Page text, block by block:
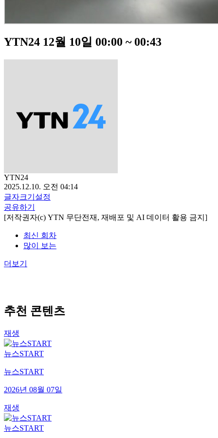
YTN24 12월 10일 00:00 ~ 00:43
YTN24
2025.12.10. 오전 04:14
글자크기설정
공유하기
[저작권자(c) YTN 무단전재, 재배포 및 AI 데이터 활용 금지]
최신 회차
많이 보는
더보기
추천 콘텐츠
재생
뉴스START
뉴스START
2026년 08월 07일
재생
뉴스START